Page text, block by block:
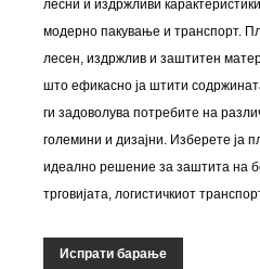
лесни и издржливи
модерно пакување и транспорт.
лесен, издржлив и заштитен
што ефикасно ја штити
ги задоволува потребите на
големини и дизајни. Изберете ја
идеално решение за заштита на
трговијата, логистичкиот
Испрати барање